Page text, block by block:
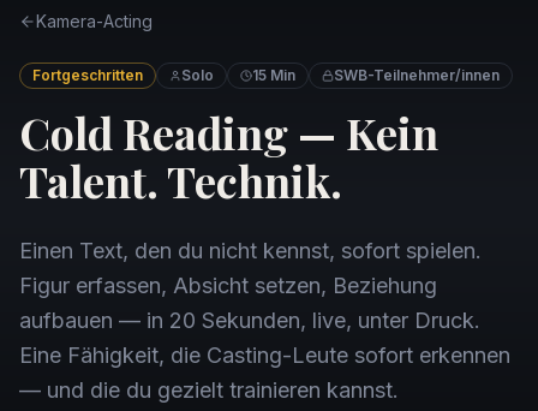
Kamera-Acting
Fortgeschritten Solo 15 Min SWB-Teilnehmer/innen
Cold Reading — Kein
Talent. Technik.
Einen Text, den du nicht kennst, sofort spielen.
Figur erfassen, Absicht setzen, Beziehung
aufbauen — in 20 Sekunden, live, unter Druck.
Eine Fähigkeit, die Casting-Leute sofort erkennen
— und die du gezielt trainieren kannst.